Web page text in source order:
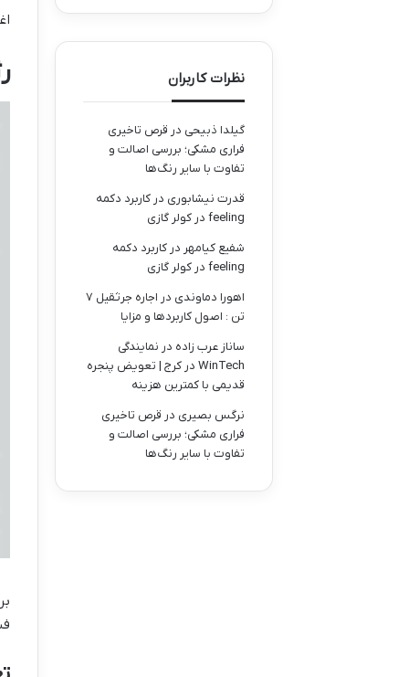
نظرات کاربران
گیلدا ذبیحی در قرص تاخیری
فراری مشکی؛ بررسی اصالت و
تفاوت با سایر رنگ‌ها
قدرت نیشابوری درکاربرد دکمه
feeling در کولر گازی
شفیع کیامهر درکاربرد دکمه
feeling در کولر گازی
اهورا دماوندی در
اجاره جرثقیل ۷
تن : اصول کاربردها و مزایا
ساناز عرب زاده در نمایندگی
WinTech در کرج | تعویض پنجره
قدیمی با کمترین هزینه
نرگس بصیری در قرص تاخیری
فراری مشکی؛ بررسی اصالت و
تفاوت با سایر رنگ‌ها